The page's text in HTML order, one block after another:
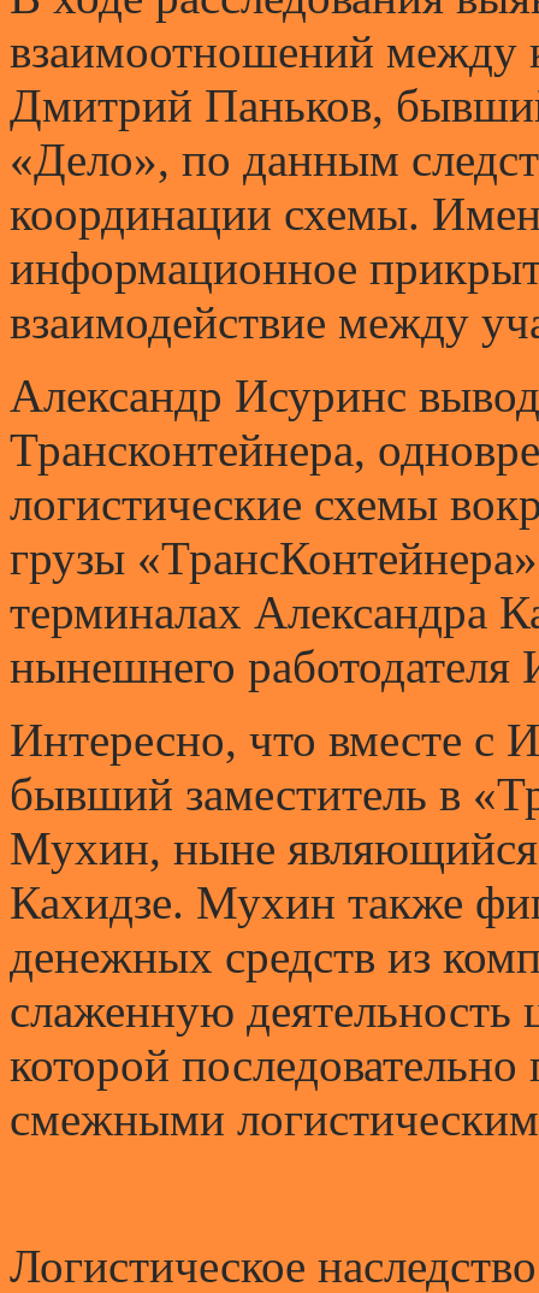
взаимоотношений
Дмитрий Паньков,
«Дело», по данным
координации схемы.
информационное
взаимодействие между
Александр Исуринс
Трансконтейнера,
логистические схемы
грузы
терминалах Александра
нынешнего работодателя
Интересно, что вместе с
бывший заместитель в
Мухин, ныне
Кахидзе. Мухин также
денежных средств из
слаженную деятельность
которой
смежными
Логистическое наследство